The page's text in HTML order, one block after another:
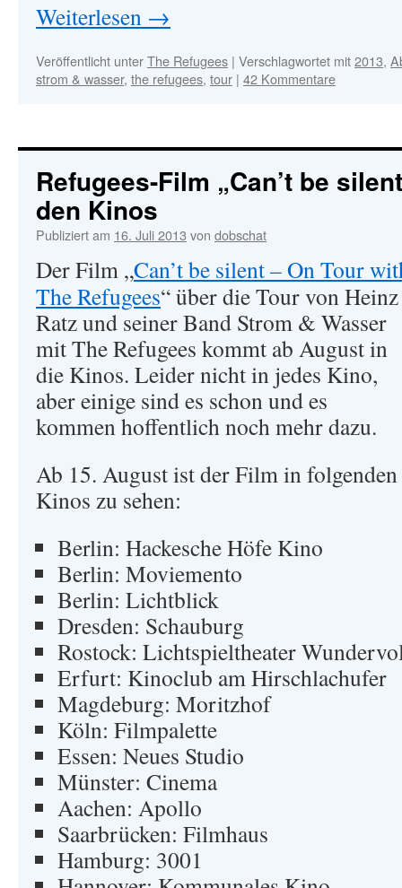
Weiterlesen →
Veröffentlicht unterThe Refugees | Verschlagwortet mit2013,
strom & wasser, the refugees, tour | 42 Kommentare
Refugees-Film „Can’t be
den Kinos
Publiziert am 16. Juli 2013 von dobschat
Der Film „Can’t be silent – On Tour
The Refugees“ über die Tour von Heinz
Ratz und seiner Band Strom & Wasser
mit The Refugees kommt ab August in
die Kinos. Leider nicht in jedes Kino,
aber einige sind es schon und es
kommen hoffentlich noch mehr dazu.
Ab 15. August ist der Film in folgenden
Kinos zu sehen:
Berlin: Hackesche Höfe Kino
Berlin: Moviemento
Berlin: Lichtblick
Dresden: Schauburg
Rostock: Lichtspieltheater
Erfurt: Kinoclub am Hirschlachufer
Magdeburg: Moritzhof
Köln: Filmpalette
Essen: Neues Studio
Münster: Cinema
Aachen: Apollo
Saarbrücken: Filmhaus
Hamburg: 3001